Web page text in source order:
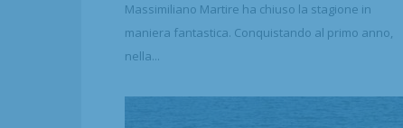
Massimiliano Martire ha chiuso la stagione in
maniera fantastica. Conquistando al primo anno,
nella...